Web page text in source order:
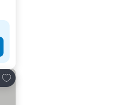
Přidat na seznam oblíbených hotelů